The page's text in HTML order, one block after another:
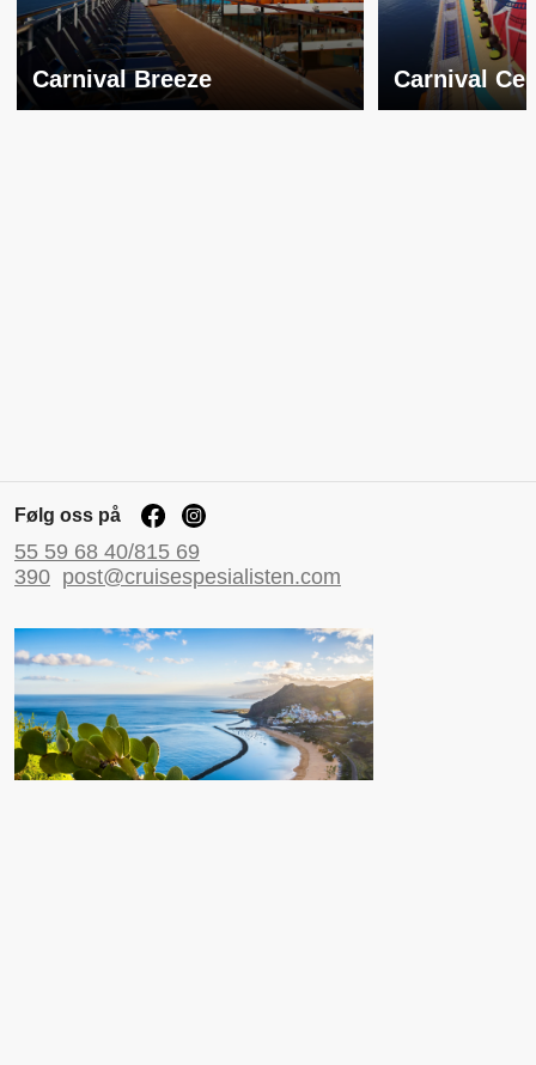
Carnival Breeze Carnival
Følg oss på
55 59 68 40/815 69
390 post@cruisespesialisten.com